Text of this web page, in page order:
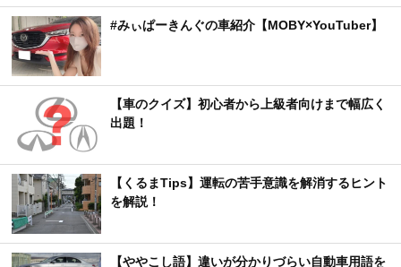
#みぃぱーきんぐの車紹介【MOBY×YouTuber】
【車のクイズ】初心者から上級者向けまで幅広く
出題！
【くるまTips】運転の苦手意識を解消するヒント
を解説！
【ややこし語】違いが分かりづらい自動車用語を